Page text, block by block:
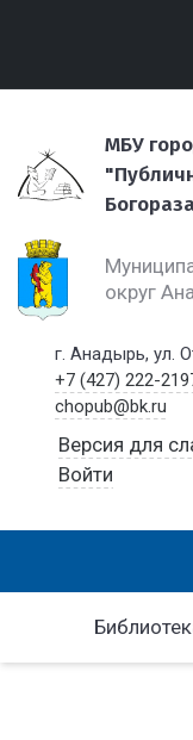
МБУ
округ
г. Анадырь, ул.
+7 (427) 222-
chopub@bk.ru
Версия для
Войти